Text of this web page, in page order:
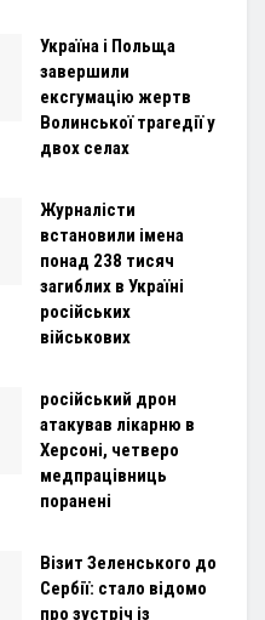
Україна і Польща
завершили
ексгумацію жертв
Волинської трагедії у
двох селах
Журналісти
встановили імена
понад 238 тисяч
загиблих в Україні
російських
військових
російський дрон
атакував лікарню в
Херсоні, четверо
медпрацівниць
поранені
Візит Зеленського до
Сербії: стало відомо
про зустріч із